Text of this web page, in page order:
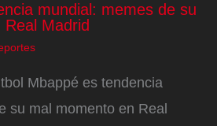
mundial: memes de su
Madrid
Mbappé es tendencia
su mal momento en Real